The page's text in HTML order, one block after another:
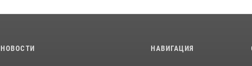
НОВОСТИ НАВИГАЦИЯ